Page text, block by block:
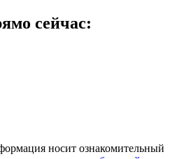
сейчас:
носит ознакомительный